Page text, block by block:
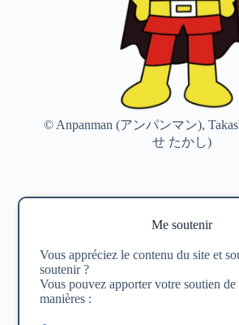
© Anpanman (アンパンマン),
せ たかし)
Me soutenir
Vous appréciez le contenu du site et
soutenir ?
Vous pouvez apporter votre soutien
manières :